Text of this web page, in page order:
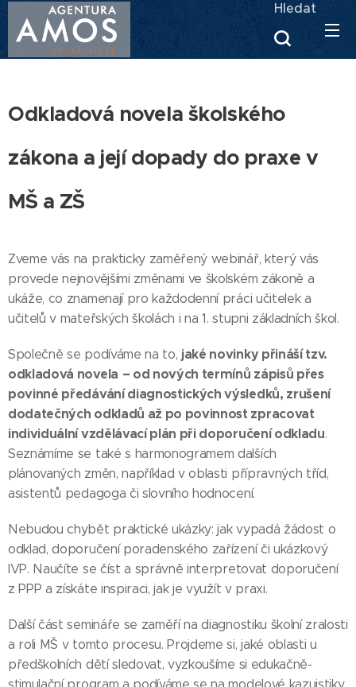
Hledat
Odkladová novela školského
zákona a její dopady do praxe v
MŠ a ZŠ
Zveme vás na prakticky zaměřený webinář, který vás
provede nejnovějšími změnami ve školském zákoně a
ukáže, co znamenají pro každodenní práci učitelek a
učitelů v mateřských školách i na 1. stupni základních škol.
Společně se podíváme na to, jaké novinky přináší tzv.
odkladová novela – od nových termínů zápisů přes
povinné předávání diagnostických výsledků, zrušení
dodatečných odkladů až po povinnost zpracovat
individuální vzdělávací plán při doporučení odkladu.
Seznámíme se také s harmonogramem dalších
plánovaných změn, například v oblasti přípravných tříd,
asistentů pedagoga či slovního hodnocení.
Nebudou chybět praktické ukázky: jak vypadá žádost o
odklad, doporučení poradenského zařízení či ukázkový
IVP. Naučíte se číst a správně interpretovat doporučení
z PPP a získáte inspiraci, jak je využít v praxi.
Další část semináře se zaměří na diagnostiku školní zralosti
a roli MŠ v tomto procesu. Projdeme si, jaké oblasti u
předškolních dětí sledovat, vyzkoušíme si edukačně-